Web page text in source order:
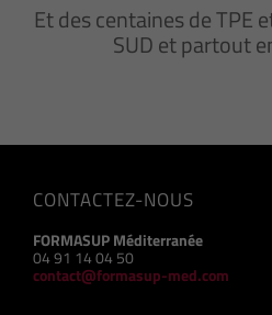
Et des centaines de TPE
SUD et partout
CONTACTEZ-NOUS
FORMASUP Méditerranée
04 91 14 04 50
contact@formasup-med.com